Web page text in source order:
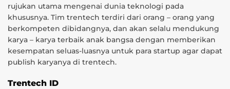
rujukan utama mengenai dunia teknologi pada
khususnya. Tim trentech terdiri dari orang – orang yang
berkompeten dibidangnya, dan akan selalu mendukung
karya – karya terbaik anak bangsa dengan memberikan
kesempatan seluas-luasnya untuk para startup agar dapat
publish karyanya di trentech.
Trentech ID